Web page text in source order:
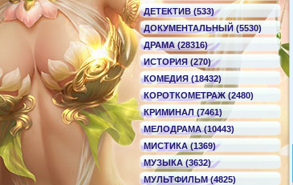
ДЕТЕКТИВ (533)
ДОКУМЕНТАЛЬНЫЙ (5530)
ДРАМА (28316)
ИСТОРИЯ (270)
КОМЕДИЯ (18432)
КОРОТКОМЕТРАЖ (2480)
КРИМИНАЛ (7461)
МЕЛОДРАМА (10443)
МИСТИКА (1369)
МУЗЫКА (3632)
МУЛЬТФИЛЬМ (4825)